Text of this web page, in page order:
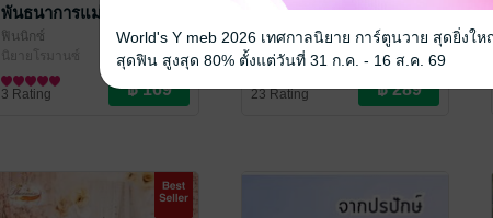
พันธนาการแม่มด 2
ฟินนิกซ์
นิยายโรมานซ์
3 Rating
เสน่หาราคี(ยอดรักคีย์แมน)
ฟินนิกซ์
นิยายโรมานซ์
23 Rating
World's Y meb 2026 เทศกาลนิยาย การ์ตูนวาย สุดยิ่งใ
สุดฟิน สูงสุด 80% ตั้งแต่วันที่ 31 ก.ค. - 16 ส.ค. 69